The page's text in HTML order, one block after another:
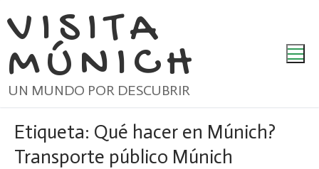
al
contenido
VISITA
MÚNICH
UN MUNDO POR DESCUBRIR
Etiqueta: Qué hacer en Múnich?
Transporte público Múnich